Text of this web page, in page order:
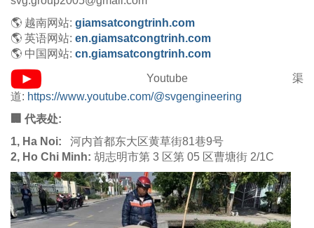
🌎 越南网站: giamsatcongtrinh.com
🌎 英语网站: en.giamsatcongtrinh.com
🌎 中国网站: cn.giamsatcongtrinh.com
Youtube 渠
道: https://www.youtube.com/@svgengineering
🏢 代表处:
1, Ha Noi:
河内首都东大区黄草街81巷9号
2, Ho Chi Minh: 胡志明市第 3 区第 05 区曹塘街 2/1C